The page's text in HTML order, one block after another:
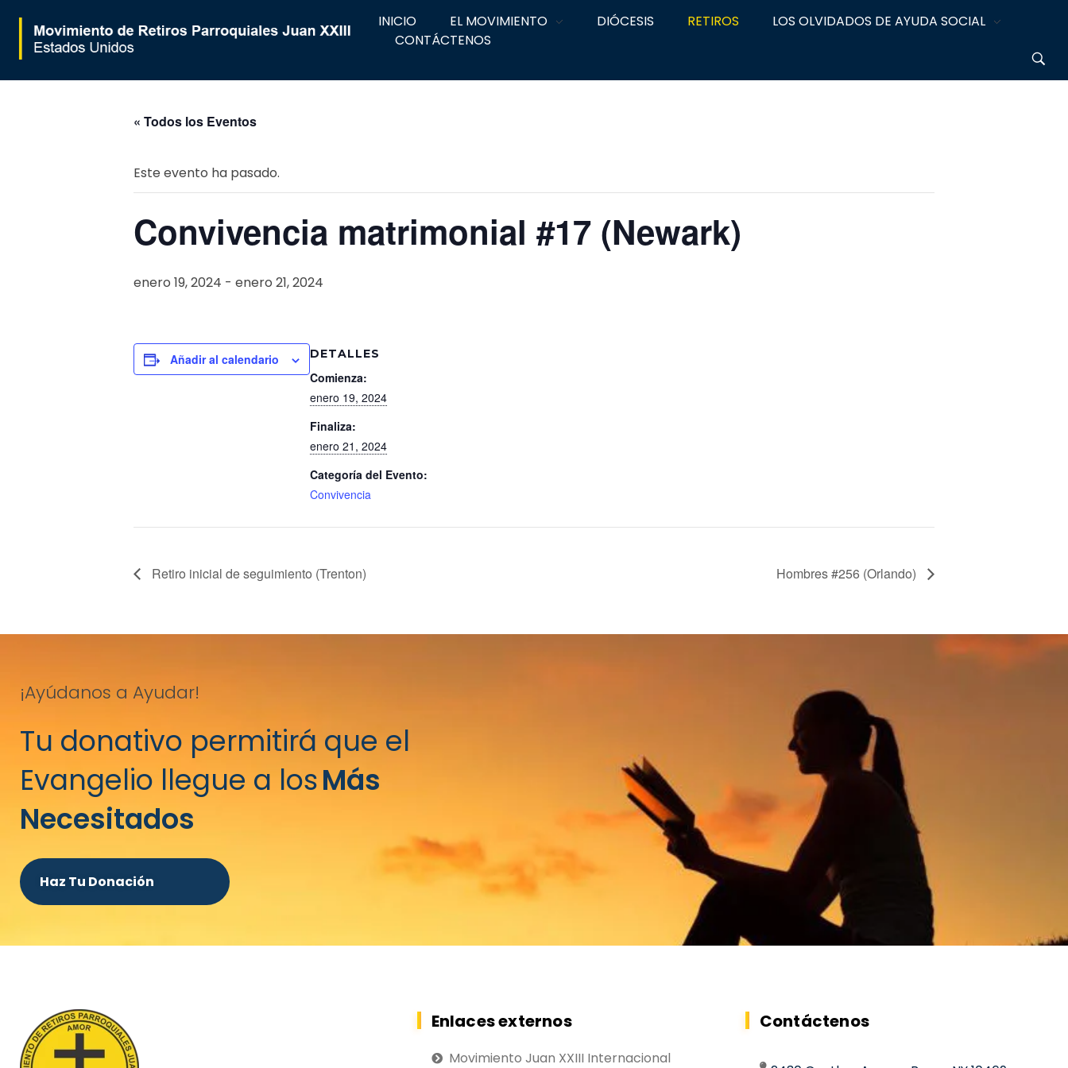
INICIO EL MOVIMIENTO DIÓCESIS RETIROS
LOS OLVIDADOS DE AYUDA SOCIAL
CONTÁCTENOS
« Todos los Eventos
Este evento ha pasado.
Convivencia matrimonial #17 (Newark)
enero 19, 2024 - enero 21, 2024
Añadir al calendario DETALLES
Comienza:
enero 19, 2024
Finaliza:
enero 21, 2024
Categoría del Evento:
Convivencia
Retiro inicial de seguimiento (Trenton) Hombres #256 (Orlando)
¡Ayúdanos a Ayudar!
Tu donativo permitirá que el
Evangelio llegue a losMás
Necesitados
Haz Tu Donación
Enlaces externos
Movimiento Juan XXIII Internacional
Contáctenos